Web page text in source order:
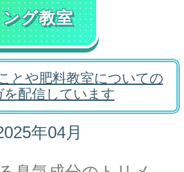
グ教室
とや肥料教室についての
を配信しています
年04月